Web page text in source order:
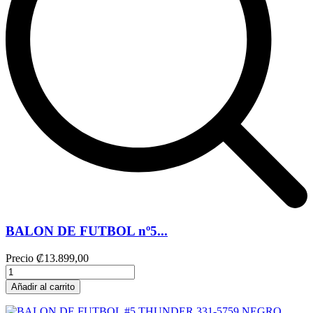
BALON DE FUTBOL nº5...
Precio ₡13.899,00
Añadir al carrito